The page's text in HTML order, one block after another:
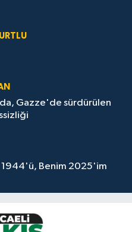
Gazze'de sürdürülen
1944'ü, Benim 2025'im